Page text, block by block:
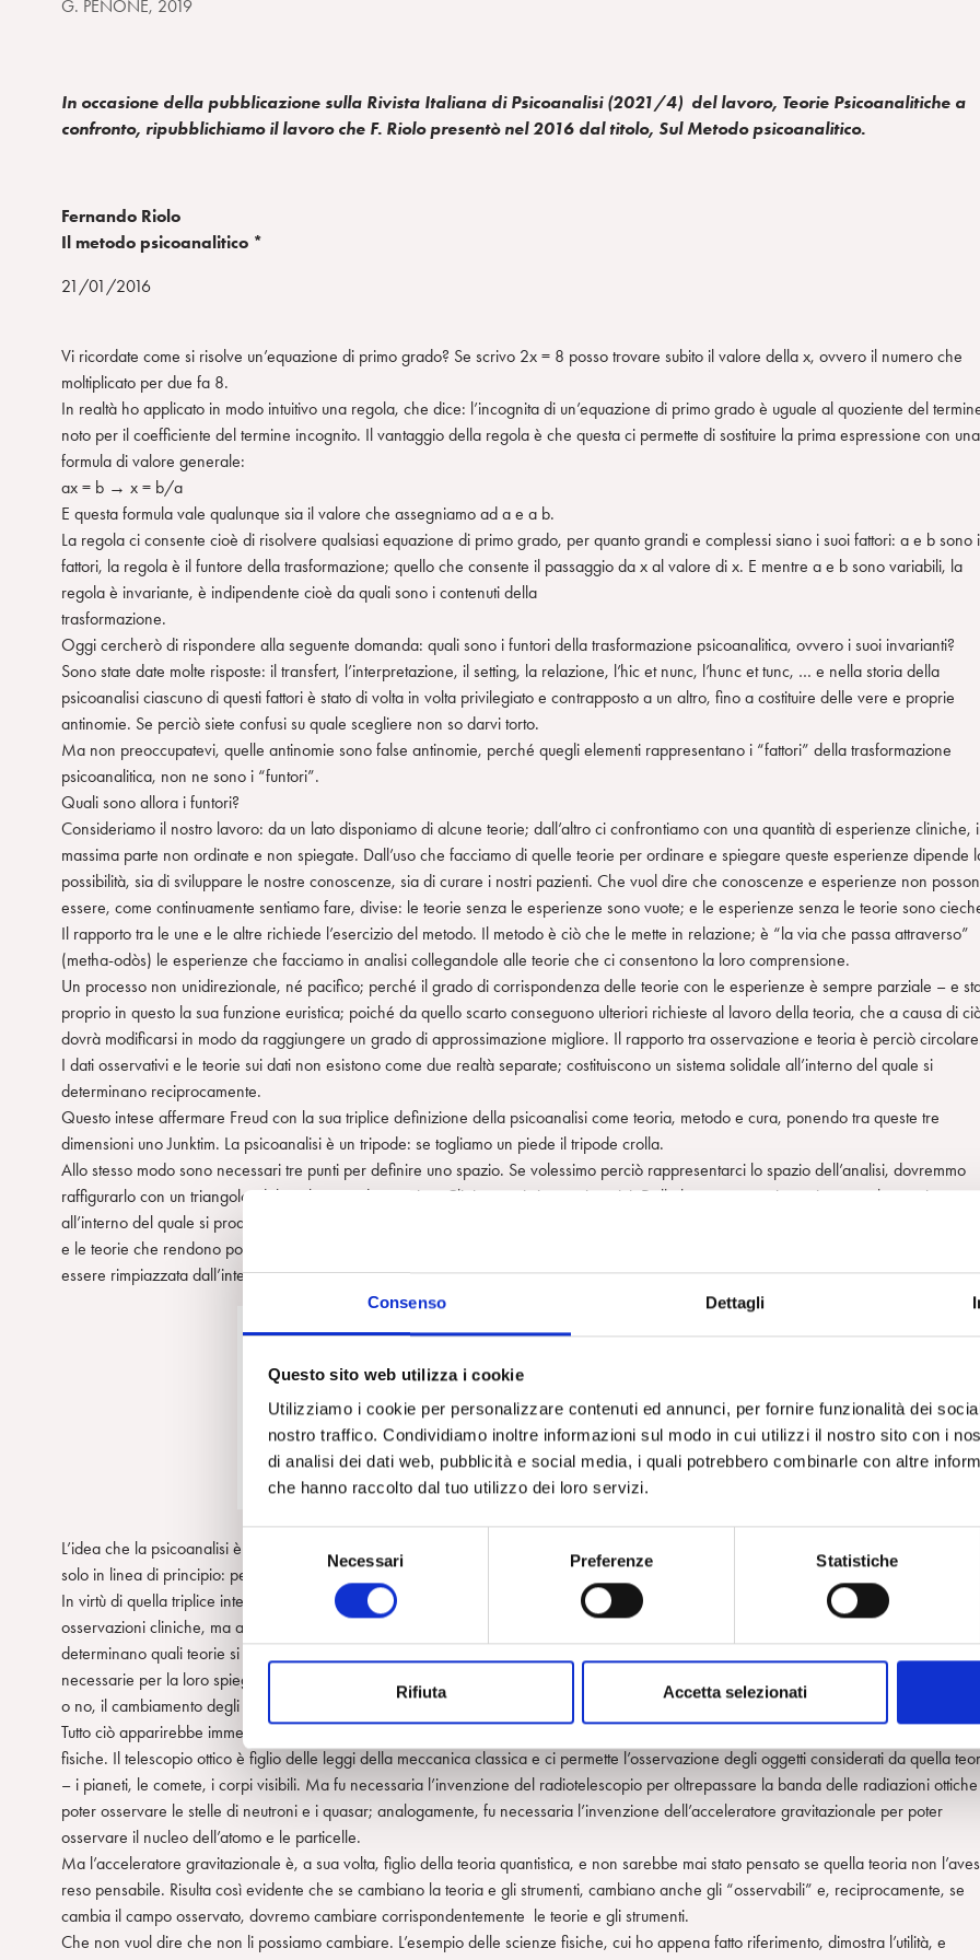
Consenso Dettagli
Questo sito web utilizza i cookie
Utilizziamo i cookie per personalizzare contenuti ed annunci, per fornire funzionalità dei
nostro traffico. Condividiamo inoltre informazioni sul modo in cui utilizzi il nostro sito con i
di analisi dei dati web, pubblicità e social media, i quali potrebbero combinarle con altre
che hanno raccolto dal tuo utilizzo dei loro servizi.
z
e
d
e
c
s
Necessari Preferenze Statistiche
Rifiuta Accetta selezionati
G. PENONE, 2019
In occasione della pubblicazione sulla Rivista Italiana di Psicoanalisi (2021/4) del lavoro, Teorie Psicoanalitiche a
confronto, ripubblichiamo il lavoro che F. Riolo presentò nel 2016 dal titolo, Sul Metodo psicoanalitico.
Fernando Riolo
Il metodo psicoanalitico *
21/01/2016
Vi ricordate come si risolve un’equazione di primo grado? Se scrivo 2x = 8 posso trovare subito il valore della x, ovvero il numero che
moltiplicato per due fa 8.
In realtà ho applicato in modo intuitivo una regola, che dice: l’incognita di un’equazione di primo grado è uguale al quoziente del
noto per il coefficiente del termine incognito. Il vantaggio della regola è che questa ci permette di sostituire la prima espressione con una
formula di valore generale:
ax = b → x = b/a
E questa formula vale qualunque sia il valore che assegniamo ad a e a b.
La regola ci consente cioè di risolvere qualsiasi equazione di primo grado, per quanto grandi e complessi siano i suoi fattori: a e b sono i
fattori, la regola è il funtore della trasformazione; quello che consente il passaggio da x al valore di x. E mentre a e b sono variabili, la
regola è invariante, è indipendente cioè da quali sono i contenuti della
trasformazione.
Oggi cercherò di rispondere alla seguente domanda: quali sono i funtori della trasformazione psicoanalitica, ovvero i suoi invarianti?
Sono state date molte risposte: il transfert, l’interpretazione, il setting, la relazione, l’hic et nunc, l’hunc et tunc, … e nella storia della
psicoanalisi ciascuno di questi fattori è stato di volta in volta privilegiato e contrapposto a un altro, fino a costituire delle vere e proprie
antinomie. Se perciò siete confusi su quale scegliere non so darvi torto.
Ma non preoccupatevi, quelle antinomie sono false antinomie, perché quegli elementi rappresentano i “fattori” della trasformazione
psicoanalitica, non ne sono i “funtori”.
Quali sono allora i funtori?
Consideriamo il nostro lavoro: da un lato disponiamo di alcune teorie; dall’altro ci confrontiamo con una quantità di esperienze cliniche,
massima parte non ordinate e non spiegate. Dall’uso che facciamo di quelle teorie per ordinare e spiegare queste esperienze dipende
possibilità, sia di sviluppare le nostre conoscenze, sia di curare i nostri pazienti. Che vuol dire che conoscenze e esperienze non
essere, come continuamente sentiamo fare, divise: le teorie senza le esperienze sono vuote; e le esperienze senza le teorie sono
Il rapporto tra le une e le altre richiede l’esercizio del metodo. Il metodo è ciò che le mette in relazione; è “la via che passa attraverso”
(metha-odòs) le esperienze che facciamo in analisi collegandole alle teorie che ci consentono la loro comprensione.
Un processo non unidirezionale, né pacifico; perché il grado di corrispondenza delle teorie con le esperienze è sempre parziale – e
proprio in questo la sua funzione euristica; poiché da quello scarto conseguono ulteriori richieste al lavoro della teoria, che a causa di
dovrà modificarsi in modo da raggiungere un grado di approssimazione migliore. Il rapporto tra osservazione e teoria è perciò
I dati osservativi e le teorie sui dati non esistono come due realtà separate; costituiscono un sistema solidale all’interno del quale si
determinano reciprocamente.
Questo intese affermare Freud con la sua triplice definizione della psicoanalisi come teoria, metodo e cura, ponendo tra queste tre
dimensioni uno Junktim. La psicoanalisi è un tripode: se togliamo un piede il tripode crolla.
Allo stesso modo sono necessari tre punti per definire uno spazio. Se volessimo perciò rappresentarci lo spazio dell’analisi, dovremmo
raffigurarlo con un triangolo, del quale Metodo, Teoria e Clinica costituiscono i vertici. Dalla loro cooperazione si genera lo spazio
all’interno del quale si producono le nostre osservazioni, le nostre interpretazioni
e le teorie che rendono possibile il passaggio dalle une alle altre. E come in un triangolo, la relazione tra i vertici è tale da non poter
essere rimpiazzata dall’interazione tra coppie, pena il collasso del triangolo, dello spazio dell’analisi.
L’idea che la psicoanalisi è un sistema derivante dalla correlazione fra teoria, metodo e clinica è in linea di principio condivisa da tutti. Ma
solo in linea di principio: perché se è facilmente accettata nelle premesse, lo è assai meno nelle conseguenze – che sono invece cogenti.
In virtù di quella triplice interdipendenza dobbiamo assumere infatti che il metodo e le teorie non solo ci guidano nella comprensione delle
osservazioni cliniche, ma anche determinano quali livelli e oggetti possiamo osservare; e che reciprocamente, questi livelli e oggetti
determinano quali teorie si rendono
necessarie per la loro spiegazione. Ne consegue che il cambiamento di ciascuno dei vertici del campo analitico determina, che lo si
o no, il cambiamento degli altri: a livelli di osservazione diversi corrispondono oggetti diversi e descrizioni diverse.
Tutto ciò apparirebbe immediatamente evidente se facessimo riferimento a sistemi osservativi ben consolidati come quelli delle scienze
fisiche. Il telescopio ottico è figlio delle leggi della meccanica classica e ci permette l’osservazione degli oggetti considerati da quella
– i pianeti, le comete, i corpi visibili. Ma fu necessaria l’invenzione del radiotelescopio per oltrepassare la banda delle radiazioni
poter osservare le stelle di neutroni e i quasar; analogamente, fu necessaria l’invenzione dell’acceleratore gravitazionale per poter
osservare il nucleo dell’atomo e le particelle.
Ma l’acceleratore gravitazionale è, a sua volta, figlio della teoria quantistica, e non sarebbe mai stato pensato se quella teoria non
reso pensabile. Risulta così evidente che se cambiano la teoria e gli strumenti, cambiano anche gli “osservabili” e, reciprocamente, se
cambia il campo osservato, dovremo cambiare corrispondentemente le teorie e gli strumenti.
Che non vuol dire che non li possiamo cambiare. L’esempio delle scienze fisiche, cui ho appena fatto riferimento, dimostra l’utilità, e